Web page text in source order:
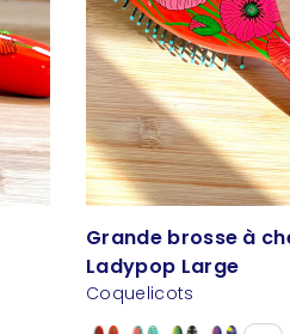
Grande brosse à
Ladypop Large
Coquelicots